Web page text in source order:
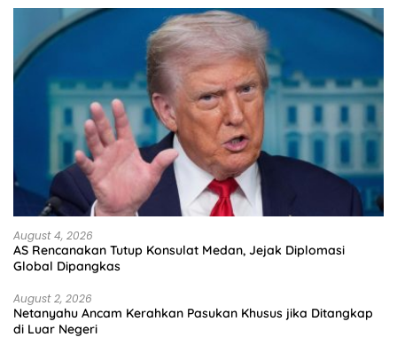
August 4, 2026
AS Rencanakan Tutup Konsulat Medan, Jejak Diplomasi
Global Dipangkas
August 2, 2026
Netanyahu Ancam Kerahkan Pasukan Khusus jika Ditangkap
di Luar Negeri